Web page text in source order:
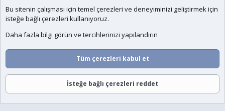
Bu sitenin çalışması için temel çerezleri ve deneyiminizi geliştirmek için
isteğe bağlı çerezleri kullanıyoruz.
Daha fazla bilgi görün ve tercihlerinizi yapılandırın
Tüm çerezleri kabul et
İsteğe bağlı çerezleri reddet